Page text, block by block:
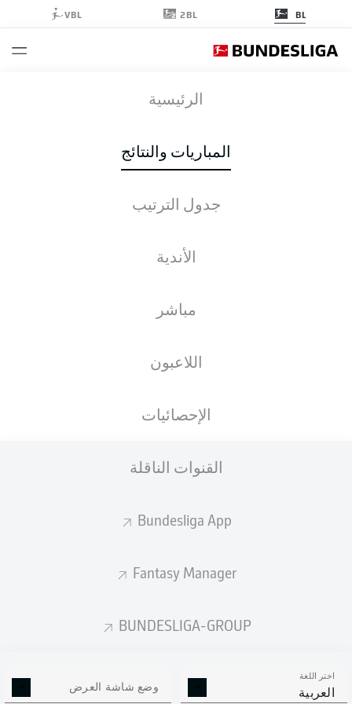
BL
2BL
VBL
الرئيسية
المباريات والنتائج
جدول الترتيب
الأندية
مباشر
اللاعبون
الإحصائيات
القنوات الناقلة
Bundesliga App
Fantasy Manager
BUNDESLIGA-GROUP
اختر اللغة
العربية وضع شاشة العرض
الأخبار التشكيلات الإحصائيات
0